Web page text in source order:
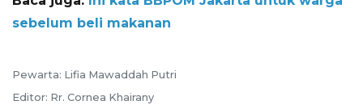
sebelum beli makanan
Pewarta: Lifia Mawaddah Putri
Editor: Rr. Cornea Khairany